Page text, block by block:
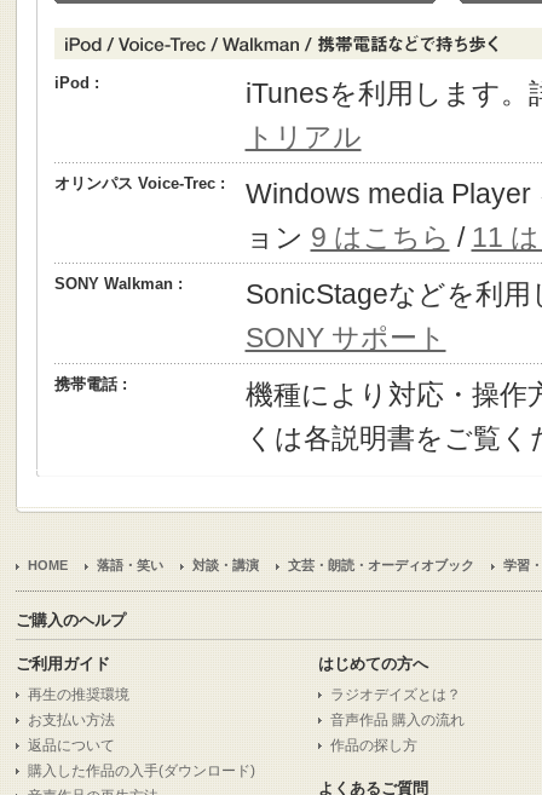
iPod :
iTunesを利用します
トリアル
オリンパス Voice-Trec :
Windows media
ョン 9 はこちら / 11
SONY Walkman :
SonicStageなどを利
SONY サポート
携帯電話 :
機種により対応・操作
くは各説明書をご覧く
HOME 落語・笑い 対談・講演 文芸・朗読・オーディオブック 学習
ご購入のヘルプ
ご利用ガイド
再生の推奨環境
お支払い方法
返品について
購入した作品の入手(ダウンロード)
はじめての方へ
ラジオデイズとは？
音声作品 購入の流れ
作品の探し方
よくあるご質問